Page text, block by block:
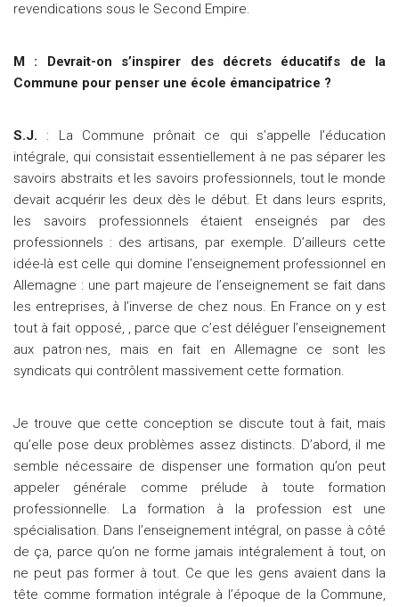
revendications sous le Second Empire.
M : Devrait-on s’inspirer des décrets éducatifs de la
Commune pour penser une école émancipatrice ?
S.J. : La Commune prônait ce qui s’appelle l’éducation
intégrale, qui consistait essentiellement à ne pas séparer les
savoirs abstraits et les savoirs professionnels, tout le monde
devait acquérir les deux dès le début. Et dans leurs esprits,
les savoirs professionnels étaient enseignés par des
professionnels : des artisans, par exemple. D’ailleurs cette
idée-là est celle qui domine l’enseignement professionnel en
Allemagne : une part majeure de l’enseignement se fait dans
les entreprises, à l’inverse de chez nous. En France on y est
tout à fait opposé, , parce que c’est déléguer l’enseignement
aux patron·nes, mais en fait en Allemagne ce sont les
syndicats qui contrôlent massivement cette formation.
Je trouve que cette conception se discute tout à fait, mais
qu’elle pose deux problèmes assez distincts. D’abord, il me
semble nécessaire de dispenser une formation qu’on peut
appeler générale comme prélude à toute formation
professionnelle. La formation à la profession est une
spécialisation. Dans l’enseignement intégral, on passe à côté
de ça, parce qu’on ne forme jamais intégralement à tout, on
ne peut pas former à tout. Ce que les gens avaient dans la
tête comme formation intégrale à l’époque de la Commune,